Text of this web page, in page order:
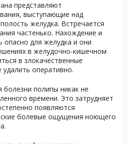
представляют
выступающие над
желудка. Встречается
частенько. Нахождение и
опасно для желудка и они
в желудочно-кишечном
в злокачественные
удалить оперативно.
полипы никак не
времени. Это затрудняет
появляются
болевые ощущения ноющего